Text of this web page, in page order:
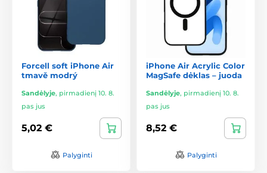
Forcell soft iPhone Air
tmavě modrý
Sandėlyje, pirmadienį 10. 8.
pas jus
5,02 €
Palyginti
iPhone Air Acrylic Color
MagSafe dėklas – juoda
Sandėlyje, pirmadienį 10. 8.
pas jus
8,52 €
Palyginti